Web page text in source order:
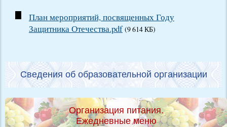
План мероприятий, посвященных Году
Защитника Отечества.pdf (9 614 КБ)
Сведения об образовательной организации
Организация питания.
Ежедневные меню